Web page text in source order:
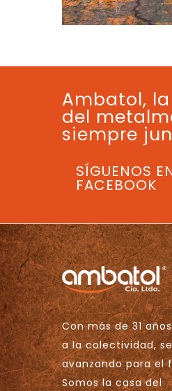
Ambatol,
del
siempre
SÍGUENOS
FACEBOOK
Con más de 31
a la colectividad,
avanzando para el
Somos la casa del